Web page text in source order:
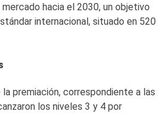
hacia el 2030, un objetivo
internacional, situado en 520
la premiación, correspondiente a las
los niveles 3 y 4 por